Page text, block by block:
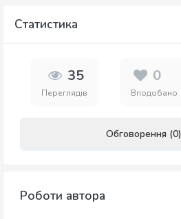
Статистика
35
Переглядів
0
Вподобано
Обговорення (0)
Роботи автора